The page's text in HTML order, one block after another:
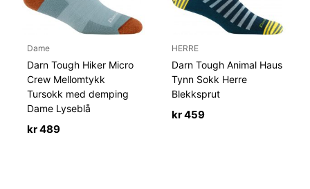
Dame
Darn Tough Hiker Micro
Crew Mellomtykk
Tursokk med demping
Dame Lyseblå
kr489
HERRE
Darn Tough Animal Haus
Tynn Sokk Herre
Blekksprut
kr459